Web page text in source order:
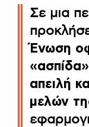
Σε μια
Ένωση
απειλή
μελών